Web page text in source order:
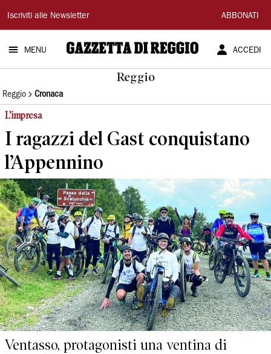
Gazzetta
di
Reggio
Iscriviti alle Newsletter ABBONATI
MENU ACCEDI
Reggio
Reggio Cronaca
L’impresa
I ragazzi del Gast conquistano
l’Appennino
Ventasso, protagonisti una ventina di